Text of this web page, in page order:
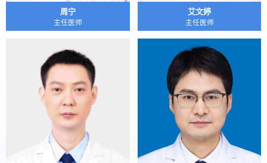
周宁
主任医师
艾文婷
主任医师